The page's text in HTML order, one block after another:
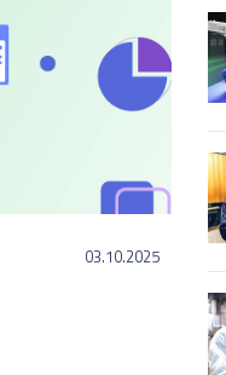
03.10.2025